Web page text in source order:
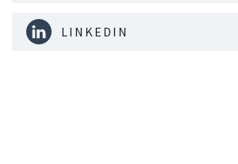
LINKEDIN